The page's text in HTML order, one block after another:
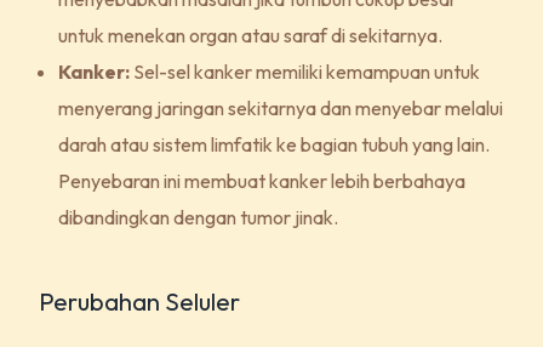
untuk menekan organ atau saraf di sekitarnya.
Kanker: Sel-sel kanker memiliki kemampuan untuk
menyerang jaringan sekitarnya dan menyebar melalui
darah atau sistem limfatik ke bagian tubuh yang lain.
Penyebaran ini membuat kanker lebih berbahaya
dibandingkan dengan tumor jinak.
Perubahan Seluler